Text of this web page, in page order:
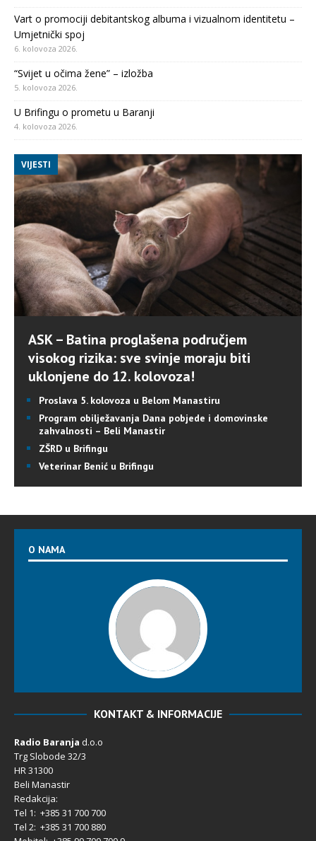
Vart o promociji debitantskog albuma i vizualnom identitetu –
Umjetnički spoj
6. kolovoza 2026.
“Svijet u očima žene” – izložba
5. kolovoza 2026.
U Brifingu o prometu u Baranji
4. kolovoza 2026.
VIJESTI
ASK – Batina proglašena područjem
visokog rizika: sve svinje moraju biti
uklonjene do 12. kolovoza!
Proslava 5. kolovoza u Belom Manastiru
Program obilježavanja Dana pobjede i domovinske
zahvalnosti – Beli Manastir
ZŠRD u Brifingu
Veterinar Benić u Brifingu
O NAMA
KONTAKT & INFORMACIJE
Radio Baranja d.o.o
Trg Slobode 32/3
HR 31300
Beli Manastir
Redakcija:
Tel 1: +385 31 700 700
Tel 2: +385 31 700 880